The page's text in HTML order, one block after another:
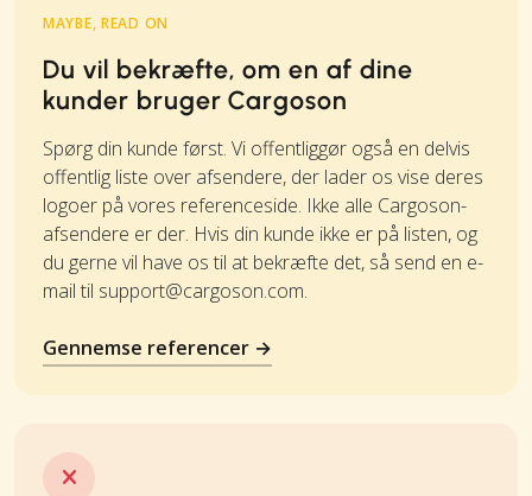
MAYBE, READ ON
Du vil bekræfte, om en af dine
kunder bruger Cargoson
Spørg din kunde først. Vi offentliggør også en delvis
offentlig liste over afsendere, der lader os vise deres
logoer på vores referenceside. Ikke alle Cargoson-
afsendere er der. Hvis din kunde ikke er på listen, og
du gerne vil have os til at bekræfte det, så send en e-
mail til support@cargoson.com.
Gennemse referencer →